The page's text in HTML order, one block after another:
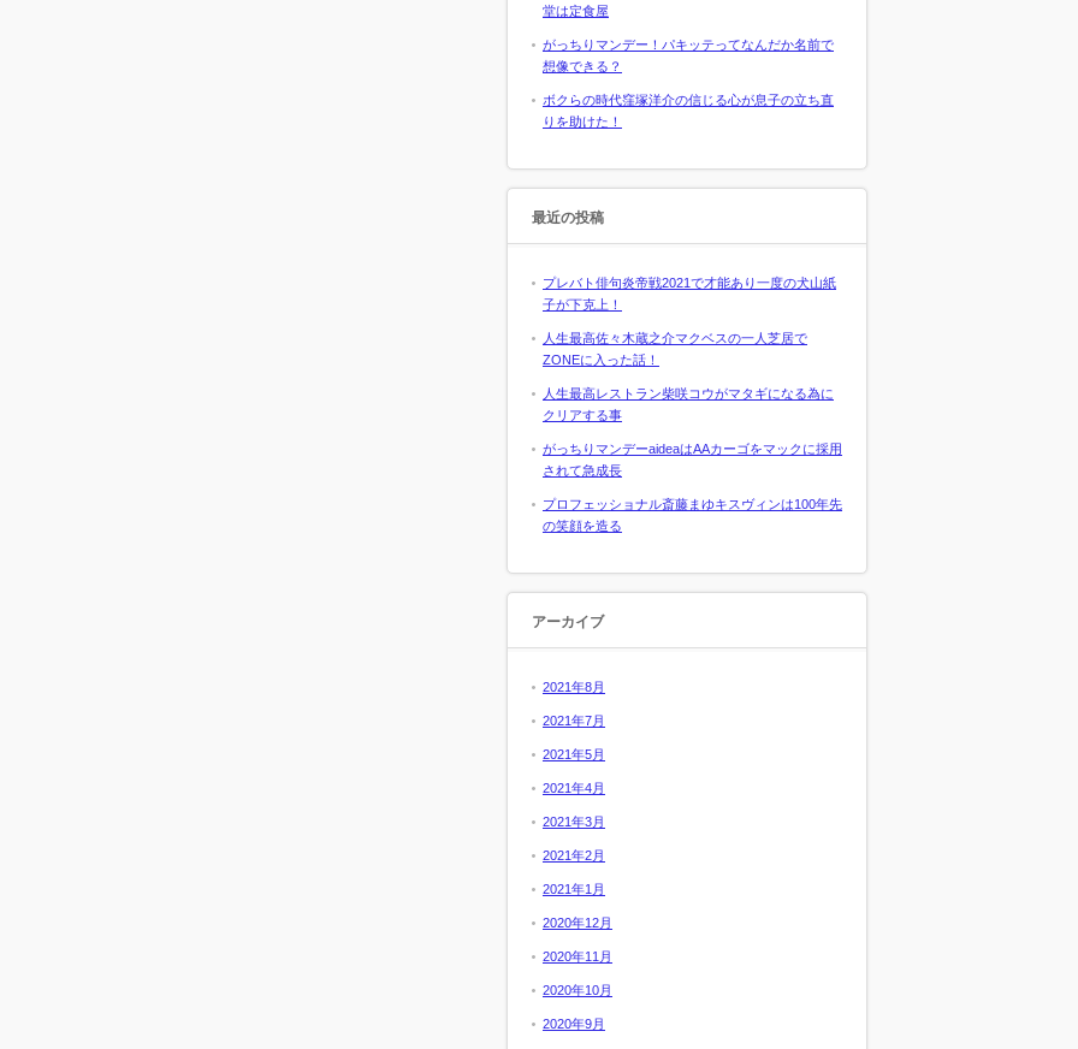
堂は定食屋
がっちりマンデー！パキッテってなんだか名前で
想像できる？
ボクらの時代窪塚洋介の信じる心が息子の立ち直
りを助けた！
最近の投稿
プレバト俳句炎帝戦2021で才能あり一度の犬山紙
子が下克上！
人生最高佐々木蔵之介マクベスの一人芝居で
ZONEに入った話！
人生最高レストラン柴咲コウがマタギになる為に
クリアする事
がっちりマンデーaideaはAAカーゴをマックに採用
されて急成長
プロフェッショナル斎藤まゆキスヴィンは100年先
の笑顔を造る
アーカイブ
2021年8月
2021年7月
2021年5月
2021年4月
2021年3月
2021年2月
2021年1月
2020年12月
2020年11月
2020年10月
2020年9月